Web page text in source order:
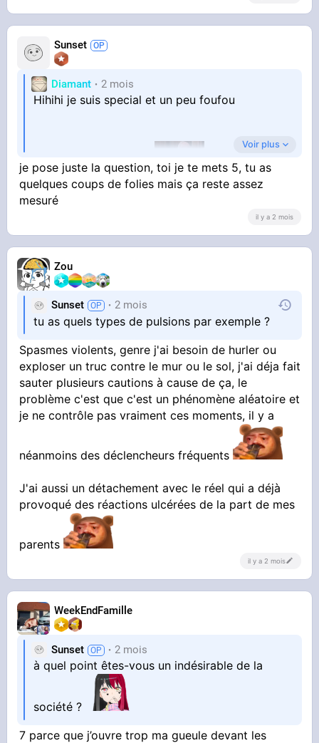
Sunset
Diamant 2 mois
Hihihi je suis special et un peu foufou
TA GUEULE SALE AW
Voir plus
je pose juste la question, toi je te mets 5, tu as
quelques coups de folies mais ça reste assez
mesuré
il y a 2 mois
Zou
Sunset 2 mois
tu as quels types de pulsions par exemple ?
Spasmes violents, genre j'ai besoin de hurler ou
exploser un truc contre le mur ou le sol, j'ai déja fait
sauter plusieurs cautions à cause de ça, le
problème c'est que c'est un phénomène aléatoire et
je ne contrôle pas vraiment ces moments, il y a
néanmoins des déclencheurs fréquents
J'ai aussi un détachement avec le réel qui a déjà
provoqué des réactions ulcérées de la part de mes
parents
il y a 2 mois
WeekEndFamille
Sunset 2 mois
à quel point êtes-vous un indésirable de la
société ?
7 parce que j’ouvre trop ma gueule devant les